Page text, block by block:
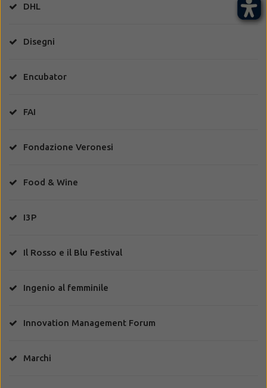
DHL
Disegni
Encubator
FAI
Fondazione Veronesi
Food & Wine
I3P
Il Rosso e il Blu Festival
Ingenio al femminile
Innovation Management Forum
Marchi